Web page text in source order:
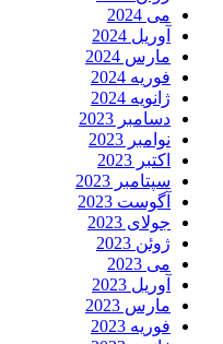
می 2024
آوریل 2024
مارس 2024
فوریه 2024
ژانویه 2024
دسامبر 2023
نوامبر 2023
اکتبر 2023
سپتامبر 2023
آگوست 2023
جولای 2023
ژوئن 2023
می 2023
آوریل 2023
مارس 2023
فوریه 2023